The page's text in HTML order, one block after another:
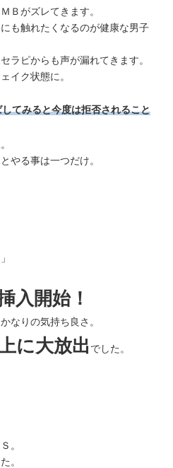
Ｂがズレてきます。
も触れたくなるのが健康な男子
ラピからも声が漏れてきます。
イク状態に。
てみると今度は拒否されること
やる事は一つだけ。
」
入開始！
なりの気持ち良さ。
に大放出 でした。
。
。